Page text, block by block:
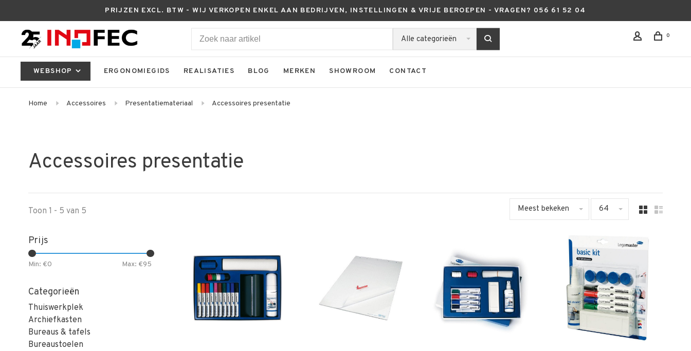
PRIJZEN EXCL. BTW - WIJ VERKOPEN ENKEL AAN BEDRIJVEN, INSTELLINGEN & VRIJE BEROEPEN - VRAGEN? 056 61 52 04
Alle categorieën 0
WEBSHOP ERGONOMIEGIDS REALISATIES BLOG MERKEN SHOWROOM CONTACT
Home Accessoires Presentatiemateriaal Accessoires presentatie
Accessoires presentatie
Toon 1 - 5 van 5 Meest bekeken 64
Prijs
Min: €0 Max: €95
Categorieën
Thuiswerkplek
Archiefkasten
Bureaus & tafels
Bureaustoelen